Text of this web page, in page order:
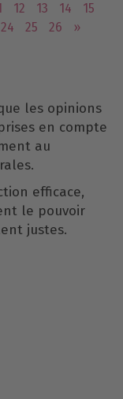
12 13 14
15
24 25 26 »
les opinions
en compte
au
efficace,
le pouvoir
justes.